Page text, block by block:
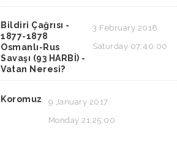
Bildiri Çağrısı -
1877-1878
Osmanlı-Rus
Savaşı (93 HARBİ) -
Vatan Neresi?
3 February 2018
Saturday 07:40:00
Koromuz
9 January 2017
Monday 21:25:00